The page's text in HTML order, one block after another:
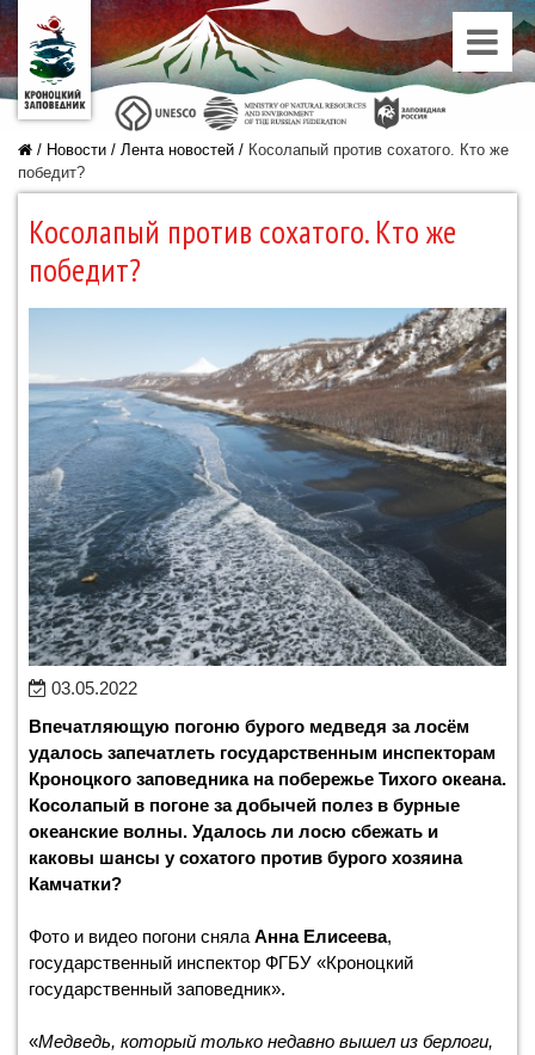
/ Новости / Лента новостей / Косолапый против сохатого. Кто же
победит?
Косолапый против сохатого. Кто же
победит?
03.05.2022
Впечатляющую погоню бурого медведя за лосём
удалось запечатлеть государственным инспекторам
Кроноцкого заповедника на побережье Тихого океана.
Косолапый в погоне за добычей полез в бурные
океанские волны. Удалось ли лосю сбежать и
каковы шансы у сохатого против бурого хозяина
Камчатки?
Фото и видео погони сняла Анна Елисеева,
государственный инспектор ФГБУ «Кроноцкий
государственный заповедник».
«Медведь, который только недавно вышел из берлоги,